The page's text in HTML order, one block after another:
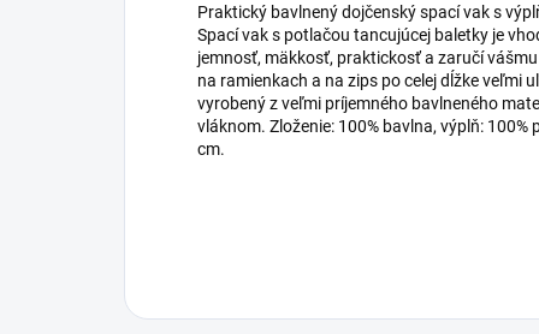
Praktický bavlnený dojčenský spací vak s
Spací vak s potlačou tancujúcej baletky je
jemnosť, mäkkosť, praktickosť a zaručí
na ramienkach a na zips po celej dĺžke veľmi
vyrobený z veľmi príjemného bavlneného
vláknom. Zloženie: 100% bavlna, výplň: 100%
cm.